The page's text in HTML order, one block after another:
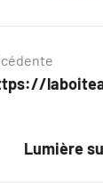
Lumière